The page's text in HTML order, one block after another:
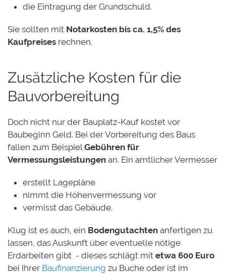
die Eintragung der Grundschuld.
Sie sollten mit Notarkosten bis ca. 1,5% des
Kaufpreises rechnen.
Zusätzliche Kosten für die
Bauvorbereitung
Doch nicht nur der Bauplatz-Kauf kostet vor
Baubeginn Geld. Bei der Vorbereitung des Baus
fallen zum BeispielGebühren für
Vermessungsleistungen an. Ein amtlicher Vermesser
erstellt Lagepläne
nimmt die Höhenvermessung vor
vermisst das Gebäude.
Klug ist es auch, ein Bodengutachten anfertigen zu
lassen, das Auskunft über eventuelle nötige
Erdarbeiten gibt - dieses schlägt mit etwa 600 Euro
bei Ihrer Baufinanzierung zu Buche oder ist im